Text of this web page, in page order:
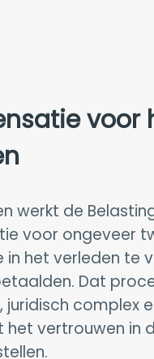
voor
werkt de
voor ongeveer
in het verleden te
Dat
juridisch complex
vertrouwen in